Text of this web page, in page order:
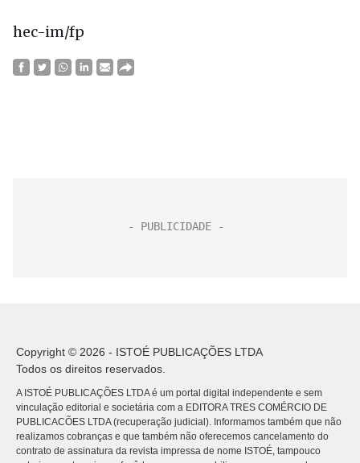
hec-im/fp
Copyright © 2026 - ISTOÉ PUBLICAÇÕES LTDA
Todos os direitos reservados.
A ISTOÉ PUBLICAÇÕES LTDA é um portal digital independente e sem
vinculação editorial e societária com a EDITORA TRES COMÉRCIO DE
PUBLICACÕES LTDA (recuperação judicial). Informamos também que não
realizamos cobranças e que também não oferecemos cancelamento do
contrato de assinatura da revista impressa de nome ISTOÉ, tampouco